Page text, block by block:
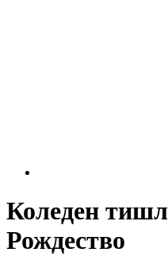
Коледен
Рождество